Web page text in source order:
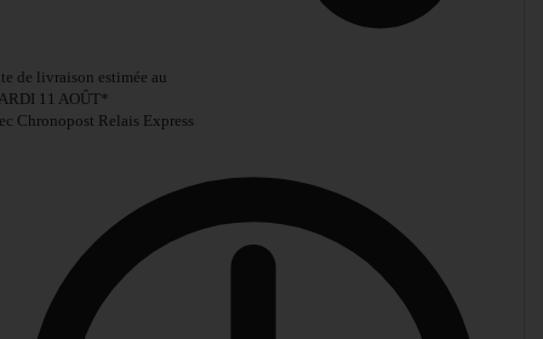
de livraison estimée au
11 AOÛT*
Chronopost Relais Express